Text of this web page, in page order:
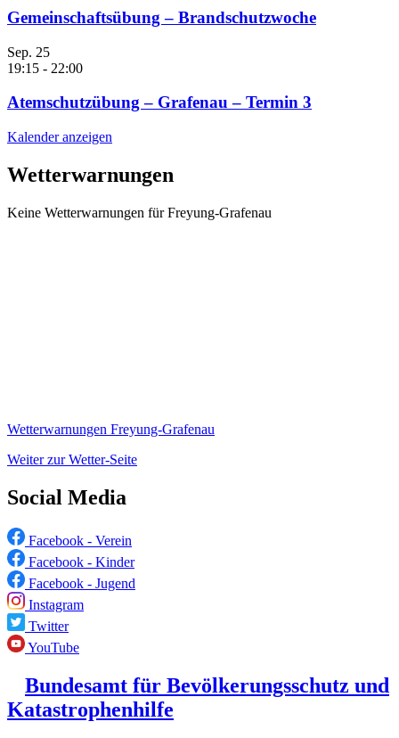
Gemeinschaftsübung – Brandschutzwoche
Sep. 25
19:15 - 22:00
Atemschutzübung – Grafenau – Termin 3
Kalender anzeigen
Wetterwarnungen
Keine Wetterwarnungen für Freyung-Grafenau
Wetterwarnungen Freyung-Grafenau
Weiter zur Wetter-Seite
Social Media
Facebook - Verein
Facebook - Kinder
Facebook - Jugend
Instagram
Twitter
YouTube
Bundesamt für Bevölkerungsschutz und
Katastrophenhilfe